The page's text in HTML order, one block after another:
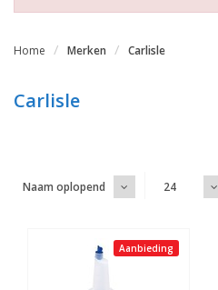
Home Merken Carlisle
Carlisle
Naam oplopend 24
Aanbieding